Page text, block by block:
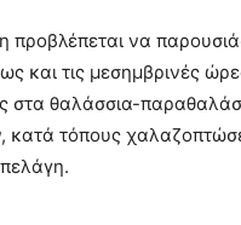
προβλέπεται να
και τις μεσημβρινές
στα θαλάσσια-
τόπους